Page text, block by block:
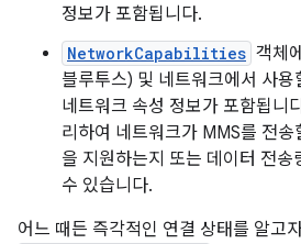
정보가 포함됩니다.
NetworkCapabilities 객체
블루투스) 및 네트워크에서 사
네트워크 속성 정보가 포함됩니
리하여 네트워크가 MMS를 전
을 지원하는지 또는 데이터 전
수 있습니다.
어느 때든 즉각적인 연결 상태를 알고